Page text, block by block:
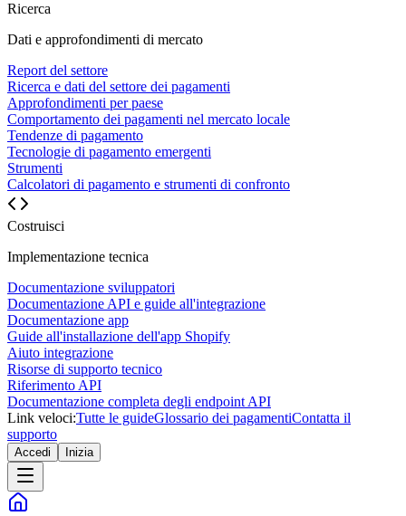
Ricerca
Dati e approfondimenti di mercato
Report del settore
Ricerca e dati del settore dei pagamenti
Approfondimenti per paese
Comportamento dei pagamenti nel mercato locale
Tendenze di pagamento
Tecnologie di pagamento emergenti
Strumenti
Calcolatori di pagamento e strumenti di confronto
Costruisci
Implementazione tecnica
Documentazione sviluppatori
Documentazione API e guide all'integrazione
Documentazione app
Guide all'installazione dell'app Shopify
Aiuto integrazione
Risorse di supporto tecnico
Riferimento API
Documentazione completa degli endpoint API
Link veloci:Tutte le guideGlossario dei pagamentiContatta il
supporto
Accedi Inizia